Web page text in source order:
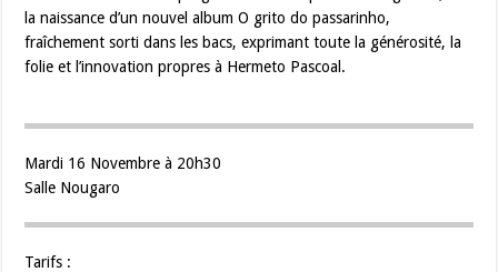
la naissance d’un nouvel album O grito do passarinho,
fraîchement sorti dans les bacs, exprimant toute la générosité, la
folie et l’innovation propres à Hermeto Pascoal.
Mardi 16 Novembre à 20h30
Salle Nougaro
Tarifs :